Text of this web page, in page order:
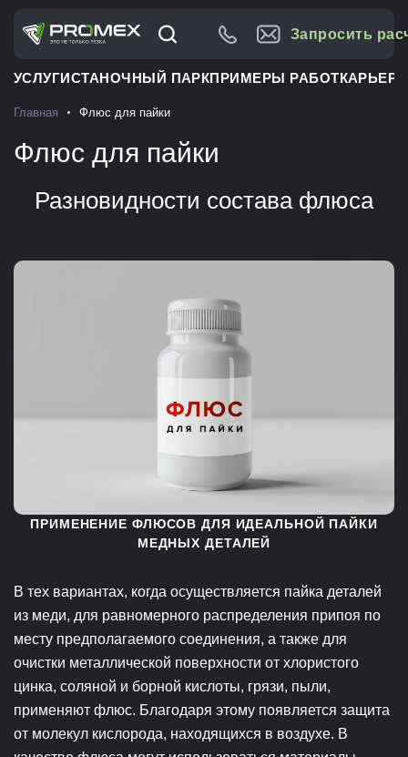
Запросить
УСЛУГИСТАНОЧНЫЙ ПАРКПРИМЕРЫ РАБОТКАРЬЕРА
Главная Флюс для пайки
Флюс для пайки
Разновидности состава флюса
ПРИМЕНЕНИЕ ФЛЮСОВ ДЛЯ ИДЕАЛЬНОЙ ПАЙКИ
МЕДНЫХ ДЕТАЛЕЙ
В тех вариантах, когда осуществляется пайка деталей
из меди, для равномерного распределения припоя по
месту предполагаемого соединения, а также для
очистки металлической поверхности от хлористого
цинка, соляной и борной кислоты, грязи, пыли,
применяют флюс. Благодаря этому появляется защита
от молекул кислорода, находящихся в воздухе. В